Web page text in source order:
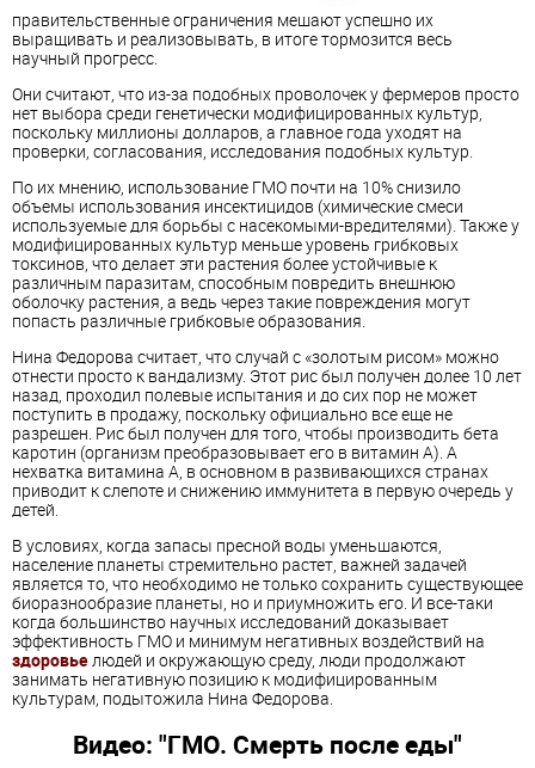
правительственные ограничения мешают успешно их
выращивать и реализовывать, в итоге тормозится весь
научный прогресс.
Они считают, что из-за подобных проволочек у фермеров просто
нет выбора среди генетически модифицированных культур,
поскольку миллионы долларов, а главное года уходят на
проверки, согласования, исследования подобных культур.
По их мнению, использование ГМО почти на 10% снизило
объемы использования инсектицидов (химические смеси
используемые для борьбы с насекомыми-вредителями). Также у
модифицированных культур меньше уровень грибковых
токсинов, что делает эти растения более устойчивые к
различным паразитам, способным повредить внешнюю
оболочку растения, а ведь через такие повреждения могут
попасть различные грибковые образования.
Нина Федорова считает, что случай с «золотым рисом» можно
отнести просто к вандализму. Этот рис был получен долее 10 лет
назад, проходил полевые испытания и до сих пор не может
поступить в продажу, поскольку официально все еще не
разрешен. Рис был получен для того, чтобы производить бета
каротин (организм преобразовывает его в витамин А). А
нехватка витамина А, в основном в развивающихся странах
приводит к слепоте и снижению иммунитета в первую очередь у
детей.
В условиях, когда запасы пресной воды уменьшаются,
население планеты стремительно растет, важней задачей
является то, что необходимо не только сохранить существующее
биоразнообразие планеты, но и приумножить его. И все-таки
когда большинство научных исследований доказывает
эффективность ГМО и минимум негативных воздействий на
здоровьелюдей и окружающую среду, люди продолжают
занимать негативную позицию к модифицированным
культурам, подытожила Нина Федорова.
Видео: "ГМО. Смерть после еды"